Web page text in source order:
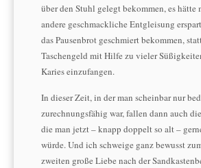
über den Stuhl gelegt bekommen, es hätte
andere geschmackliche Entgleisung
das Pausenbrot geschmiert bekommen,
Taschengeld mit Hilfe zu vieler
Karies einzufangen.
In dieser Zeit, in der man scheinbar nur
zurechnungsfähig war, fallen dann auch
die man jetzt – knapp doppelt so alt –
würde. Und ich schweige ganz bewusst
zweiten große Liebe nach der